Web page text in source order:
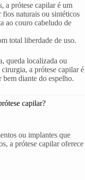
a prótese capilar é um
fios naturais ou sintéticos
ao couro cabeludo de
total liberdade de uso.
queda localizada ou
cirurgia, a prótese capilar é
diante do espelho.
capilar?
ou implantes que
a prótese capilar oferece